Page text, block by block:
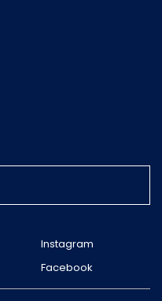
Instagram
Facebook